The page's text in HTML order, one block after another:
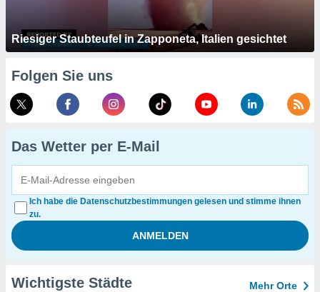
Riesiger Staubteufel in Zapponeta, Italien gesichtet
Folgen Sie uns
Das Wetter per E-Mail
Ich habe die Datenschutzbestimmungen gelesen und stimme ihnen
zu.
Wichtigste Städte Mehr Orte